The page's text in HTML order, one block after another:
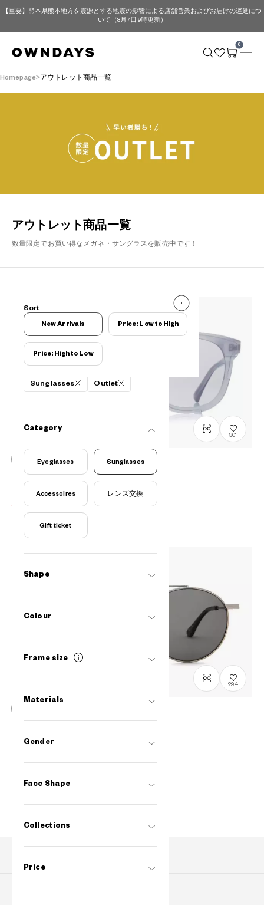
【重要】熊本県熊本地方を震源とする地震の影響による店舗営業およびお届けの遅延につ
いて（8月7日 9時更新）
0
Homepage アウトレット商品一覧
アウトレット商品一覧
数量限定でお買い得なメガネ・サングラスを販売中です！
2 Reviews
Filters
Sunglasses Outlet
Category
Eyeglasses Sunglasses
Accessoires レンズ交換
Gift ticket
Shape
Colour
Frame size
Materials
Gender
Face Shape
Collections
Price
Sort
New Arrivals Price: Low to High
Price: High to Low
301
OUTLET
OWNDAYS | SUN
SUN2090T-1SC4
¥6,160
294